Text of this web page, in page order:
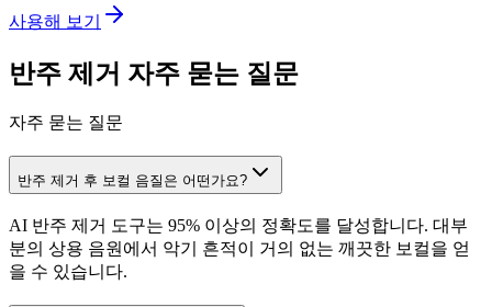
사용해 보기
반주 제거 자주 묻는 질문
자주 묻는 질문
반주 제거 후 보컬 음질은 어떤가요?
AI 반주 제거 도구는 95% 이상의 정확도를 달성합니다. 대부
분의 상용 음원에서 악기 흔적이 거의 없는 깨끗한 보컬을 얻
을 수 있습니다.